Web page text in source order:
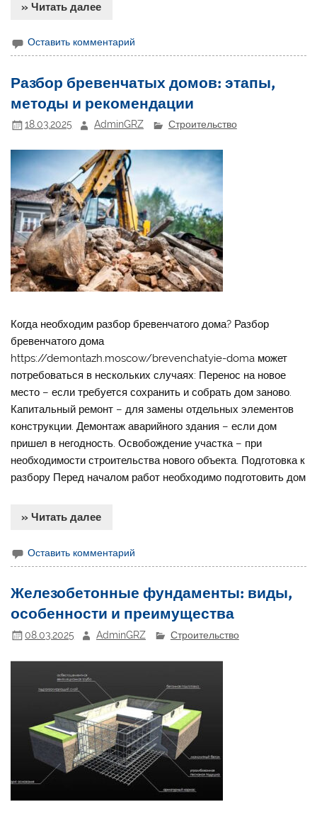
» Читать далее
Оставить комментарий
Разбор бревенчатых домов: этапы,
методы и рекомендации
18.03.2025 AdminGRZ Строительство
Когда необходим разбор бревенчатого дома? Разбор
бревенчатого дома
https://demontazh.moscow/brevenchatyie-doma может
потребоваться в нескольких случаях: Перенос на новое
место – если требуется сохранить и собрать дом заново.
Капитальный ремонт – для замены отдельных элементов
конструкции. Демонтаж аварийного здания – если дом
пришел в негодность. Освобождение участка – при
необходимости строительства нового объекта. Подготовка к
разбору Перед началом работ необходимо подготовить дом
» Читать далее
Оставить комментарий
Железобетонные фундаменты: виды,
особенности и преимущества
08.03.2025 AdminGRZ Строительство